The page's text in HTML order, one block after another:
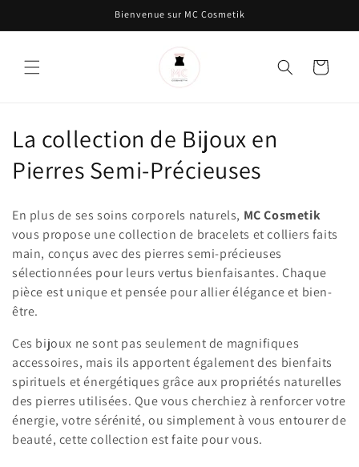
Bienvenue sur MC Cosmetik
Panier
C
o
l
e
c
t
i
o
n
:
La collection de Bijoux en
Pierres Semi-Précieuses
En plus de ses soins corporels naturels, MC Cosmetik
vous propose une collection de bracelets et colliers faits
main, conçus avec des pierres semi-précieuses
sélectionnées pour leurs vertus bienfaisantes. Chaque
pièce est unique et pensée pour allier élégance et bien-
être.
Ces bijoux ne sont pas seulement de magnifiques
accessoires, mais ils apportent également des bienfaits
spirituels et énergétiques grâce aux propriétés naturelles
des pierres utilisées. Que vous cherchiez à renforcer votre
énergie, votre sérénité, ou simplement à vous entourer de
beauté, cette collection est faite pour vous.